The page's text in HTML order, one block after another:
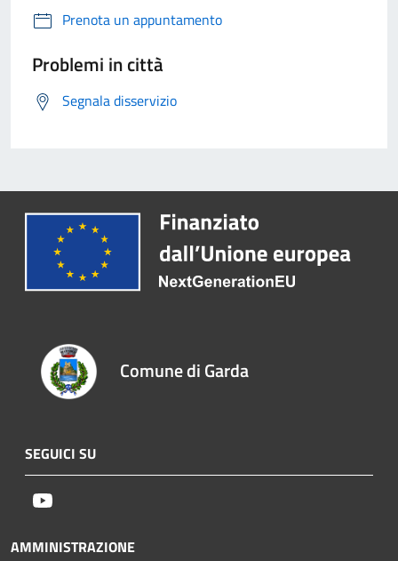
Prenota un appuntamento
Problemi in città
Segnala disservizio
Comune di Garda
SEGUICI SU
AMMINISTRAZIONE